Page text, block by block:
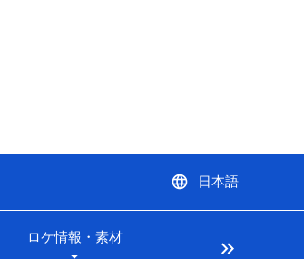
language 日本語
ロケ情報・素材 keyboard_double_arrow_right